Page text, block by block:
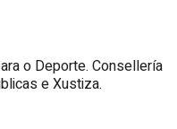
o Deporte. Consellería
e Xustiza.